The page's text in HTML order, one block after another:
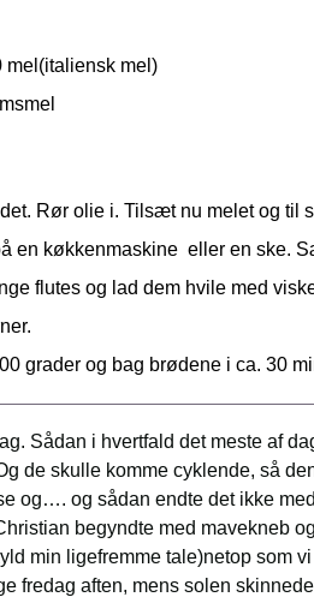
mel(italiensk mel)
Rør olie i. Tilsæt nu melet og til
en køkkenmaskine eller en ske.
flutes og lad dem hvile med
grader og bag brødene i ca. 30
Sådan i hvertfald det meste af
de skulle komme cyklende, så
og…. og sådan endte det ikke
begyndte med mavekneb
min ligefremme tale)netop som
fredag aften, mens solen